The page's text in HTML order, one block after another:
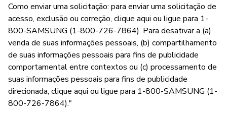
Como enviar uma solicitação: para enviar uma solicitação de
acesso, exclusão ou correção, clique aqui ou ligue para 1-
800-SAMSUNG (1-800-726-7864). Para desativar a (a)
venda de suas informações pessoais, (b) compartilhamento
de suas informações pessoais para fins de publicidade
comportamental entre contextos ou (c) processamento de
suas informações pessoais para fins de publicidade
direcionada, clique aqui ou ligue para 1-800-SAMSUNG (1-
800-726-7864)."